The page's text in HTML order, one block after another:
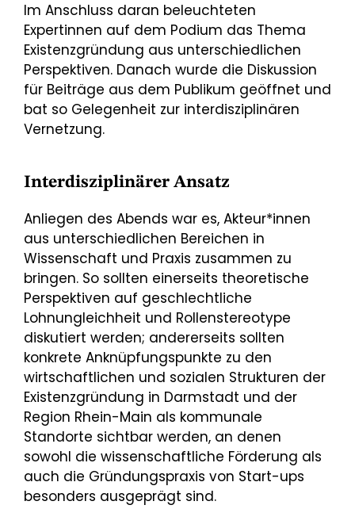
Im Anschluss daran beleuchteten
Expertinnen auf dem Podium das Thema
Existenzgründung aus unterschiedlichen
Perspektiven. Danach wurde die Diskussion
für Beiträge aus dem Publikum geöffnet und
bat so Gelegenheit zur interdisziplinären
Vernetzung.
Interdisziplinärer Ansatz
Anliegen des Abends war es, Akteur*innen
aus unterschiedlichen Bereichen in
Wissenschaft und Praxis zusammen zu
bringen. So sollten einerseits theoretische
Perspektiven auf geschlechtliche
Lohnungleichheit und Rollenstereotype
diskutiert werden; andererseits sollten
konkrete Anknüpfungspunkte zu den
wirtschaftlichen und sozialen Strukturen der
Existenzgründung in Darmstadt und der
Region Rhein-Main als kommunale
Standorte sichtbar werden, an denen
sowohl die wissenschaftliche Förderung als
auch die Gründungspraxis von Start-ups
besonders ausgeprägt sind.